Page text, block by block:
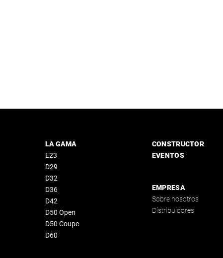
LA GAMA
E23
D29
D32
D36
D42
D50 Open
D50 Coupe
D60
CONSTRUCTOR
EVENTOS
EMPRESA
Sobre nosotros
Distribuidores